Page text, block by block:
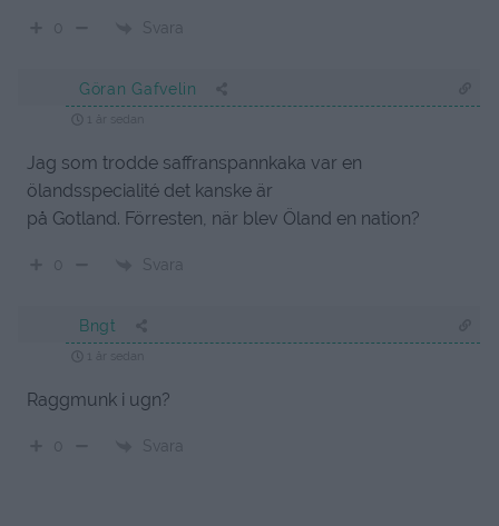
0 Svara
Göran Gafvelin
1 år sedan
Jag som trodde saffranspannkaka var en
ölandsspecialité det kanske är
på Gotland. Förresten, när blev Öland en nation?
0 Svara
Bngt
1 år sedan
Raggmunk i ugn?
0 Svara